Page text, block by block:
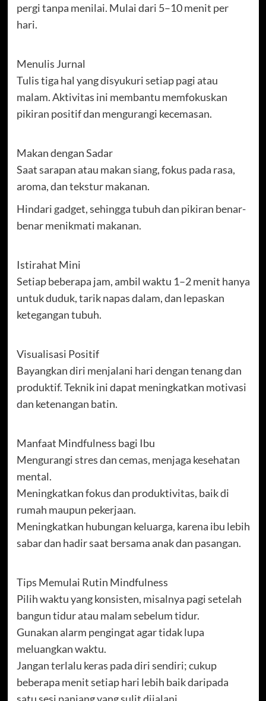
pergi tanpa menilai. Mulai dari 5–10 menit per
hari.
Menulis Jurnal
Tulis tiga hal yang disyukuri setiap pagi atau
malam. Aktivitas ini membantu memfokuskan
pikiran positif dan mengurangi kecemasan.
Makan dengan Sadar
Saat sarapan atau makan siang, fokus pada rasa,
aroma, dan tekstur makanan.
Hindari gadget, sehingga tubuh dan pikiran benar-
benar menikmati makanan.
Istirahat Mini
Setiap beberapa jam, ambil waktu 1–2 menit hanya
untuk duduk, tarik napas dalam, dan lepaskan
ketegangan tubuh.
Visualisasi Positif
Bayangkan diri menjalani hari dengan tenang dan
produktif. Teknik ini dapat meningkatkan motivasi
dan ketenangan batin.
Manfaat Mindfulness bagi Ibu
Mengurangi stres dan cemas, menjaga kesehatan
mental.
Meningkatkan fokus dan produktivitas, baik di
rumah maupun pekerjaan.
Meningkatkan hubungan keluarga, karena ibu lebih
sabar dan hadir saat bersama anak dan pasangan.
Tips Memulai Rutin Mindfulness
Pilih waktu yang konsisten, misalnya pagi setelah
bangun tidur atau malam sebelum tidur.
Gunakan alarm pengingat agar tidak lupa
meluangkan waktu.
Jangan terlalu keras pada diri sendiri; cukup
beberapa menit setiap hari lebih baik daripada